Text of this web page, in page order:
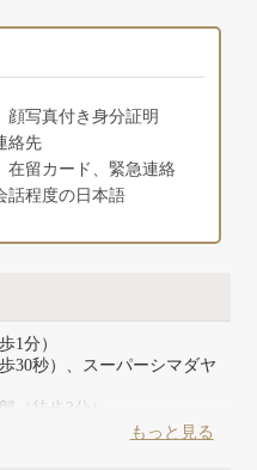
顔写真付き身分証明
絡先
在留カード、緊急連絡
話程度の日本語
1分）
30秒）、スーパーシマダヤ
（徒歩3分）
）、スターバックス（徒歩1
もっと見る